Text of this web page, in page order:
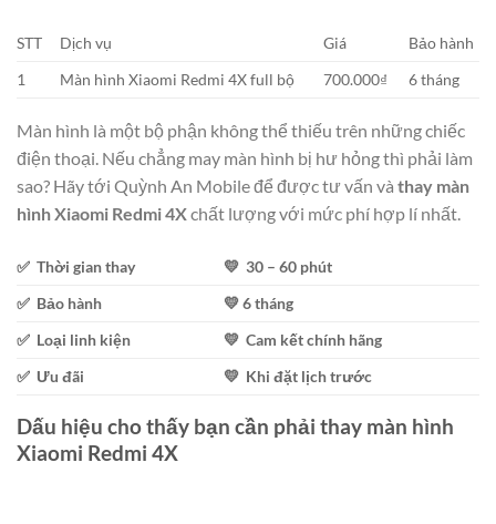
STT Dịch vụ Giá
Bảo hành
1
Màn hình Xiaomi Redmi 4X full bộ 700.000₫ 6 tháng
Màn hình là một bộ phận không thể thiếu trên những chiếc
điện thoại. Nếu chẳng may màn hình bị hư hỏng thì phải làm
sao? Hãy tới Quỳnh An Mobile để được tư vấn và thay màn
hình Xiaomi Redmi 4Xchất lượng với mức phí hợp lí nhất.
✅ Thời gian thay
💛 30 – 60 phút
✅ Bảo hành
💛 6 tháng
✅ Loại linh kiện
💛 Cam kết chính hãng
✅ Ưu đãi
💛 Khi đặt lịch trước
Dấu hiệu cho thấy bạn cần phải thay màn hình
Xiaomi Redmi 4X